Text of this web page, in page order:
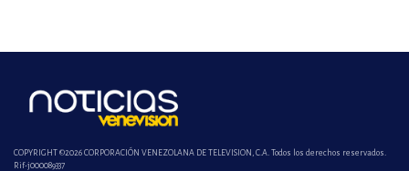
COPYRIGHT ©2026 CORPORACIÓN VENEZOLANA DE TELEVISION, C.A. Todos los derechos reservados.
Rif-j000089337